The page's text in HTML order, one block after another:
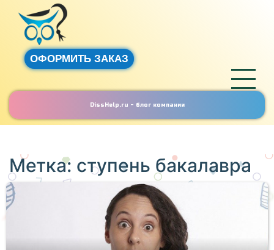
ОФОРМИТЬ ЗАКАЗ
DissHelp.ru - блог компании
Метка: ступень бакалавра